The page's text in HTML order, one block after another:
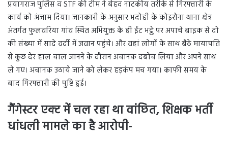
प्रयागराज पुलिस व STF की टीम ने बेहद नाटकीय तरीके से गिरफ्तारी के
कार्य को अंजाम दिया। जानकारी के अनुसार भदोही के कोइरौना थाना क्षेत्र
अंतर्गत फुलवरिया गांव स्थित अभियुक्त के ही ईंट भट्ठे पर अपाचे बाइक से दो
की संख्या में सादे वर्दी में जवान पहुंचे। और वहां लोगों के साथ बैठे मायापति
से कुछ देर हाल चाल जानने के दौरान अचानक दबोच लिया और अपने साथ
ले गए। अचानक उठाये जाने को लेकर हड़कंप मच गया। काफी समय के
बाद गिरफ्तारी की पुष्टि हुई।
गैंगेस्टर एक्ट में चल रहा था वांछित, शिक्षक भर्ती
धांधली मामले का है आरोपी-